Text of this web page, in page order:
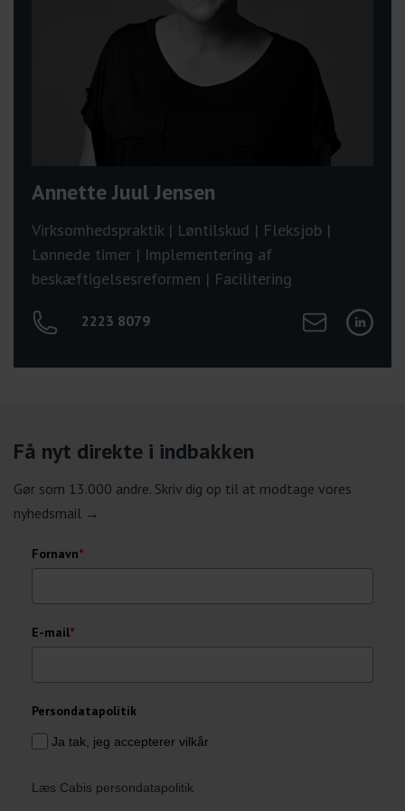
Annette Juul Jensen
Virksomhedspraktik | Løntilskud | Fleksjob |
Lønnede timer | Implementering af
beskæftigelsesreformen | Facilitering
2223 8079 Send mail til
Tilgå
Få nyt direkte i indbakken
Gør som 13.000 andre. Skriv dig op til at modtage vores
nyhedsmail →
Fornavn*
E-mail*
Persondatapolitik
Ja tak, jeg accepterer vilkår
Læs Cabis persondatapolitik